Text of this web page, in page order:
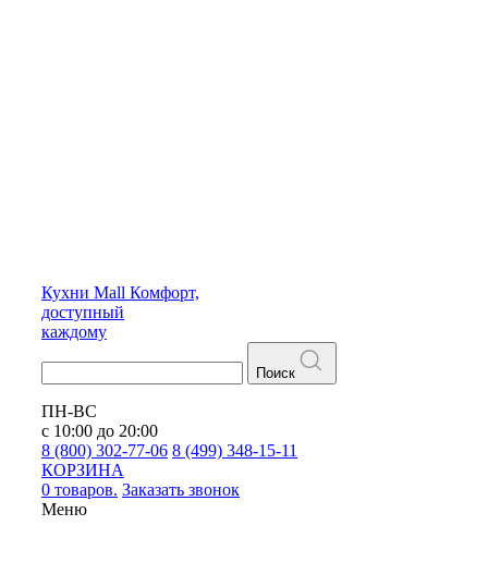
Кухни Mall Комфорт,
доступный
каждому
Поиск
ПН-ВС
с 10:00 до 20:00
8 (800) 302-77-06 8 (499) 348-15-11
КОРЗИНА
0 товаров. Заказать звонок
Меню